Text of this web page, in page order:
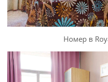
Номер в